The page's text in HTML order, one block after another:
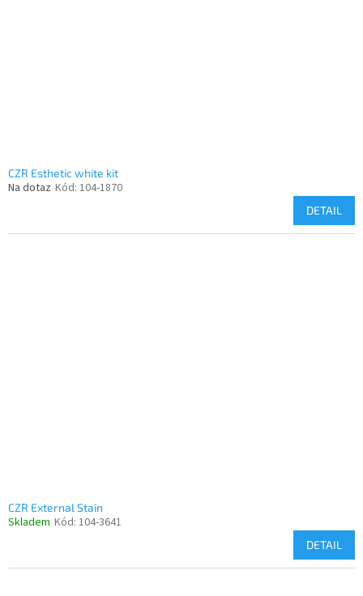
CZR Esthetic white kit
Na dotaz Kód: 104-1870
DETAIL
CZR External Stain
Skladem Kód: 104-3641
DETAIL